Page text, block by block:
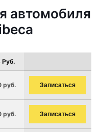
автомобиля
Руб.
руб. Записаться
руб. Записаться